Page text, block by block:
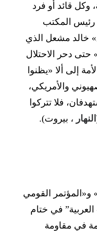
قائد أو فرد
رئيس المكتب
خالد مشعل الذي
حتى دحر الاحتلال
إلى ألا «يظنوا
والأمريكي،
فلا تتركوا
النهار ، بيروت).
و«المؤتمر القومي
في ختام
في مقاومة